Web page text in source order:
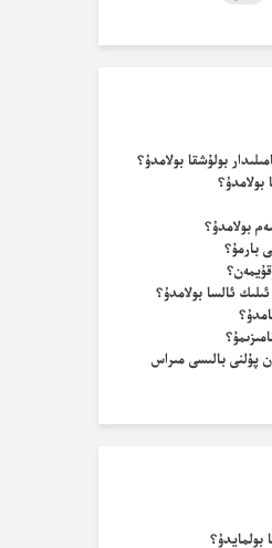
بولۇشقا بولامدۇ؟
بولامدۇ؟
بولامدۇ؟
بارمۇ؟
ئالسا بولامدۇ؟
پۇلنى بالىسى مىراس
بولمايدۇ؟